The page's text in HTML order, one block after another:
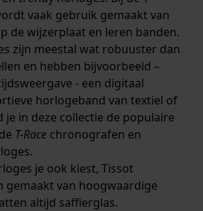
vaak gebruik gemaakt van
de wijzerplaat en leren banden.
zijn meestal wat robuuster dan
en hebben bijvoorbeeld –
- een digitaal
horlogeband van textiel of
je in deze collectie de populaire
T-Race chronografen en
je ook kiest, Tissot
gemaakt van hoogwaardige
altijd saffierglas.